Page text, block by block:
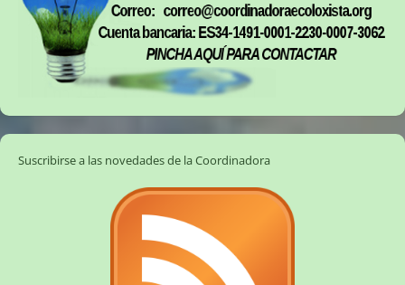
Suscribirse a las novedades de la Coordinadora